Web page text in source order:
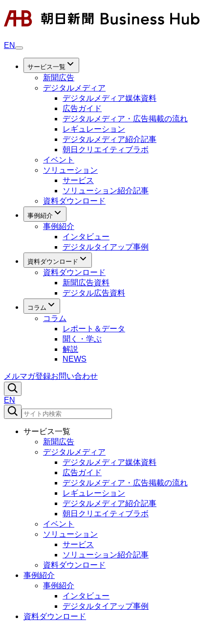
EN
サービス一覧
新聞広告
デジタルメディア
デジタルメディア媒体資料
広告ガイド
デジタルメディア・広告掲載の流れ
レギュレーション
デジタルメディア紹介記事
朝日クリエイティブラボ
イベント
ソリューション
サービス
ソリューション紹介記事
資料ダウンロード
事例紹介
事例紹介
インタビュー
デジタルタイアップ事例
資料ダウンロード
資料ダウンロード
新聞広告資料
デジタル広告資料
コラム
コラム
レポート＆データ
聞く・学ぶ
解説
NEWS
メルマガ登録お問い合わせ
EN
サービス一覧
新聞広告
デジタルメディア
デジタルメディア媒体資料
広告ガイド
デジタルメディア・広告掲載の流れ
レギュレーション
デジタルメディア紹介記事
朝日クリエイティブラボ
イベント
ソリューション
サービス
ソリューション紹介記事
資料ダウンロード
事例紹介
事例紹介
インタビュー
デジタルタイアップ事例
資料ダウンロード